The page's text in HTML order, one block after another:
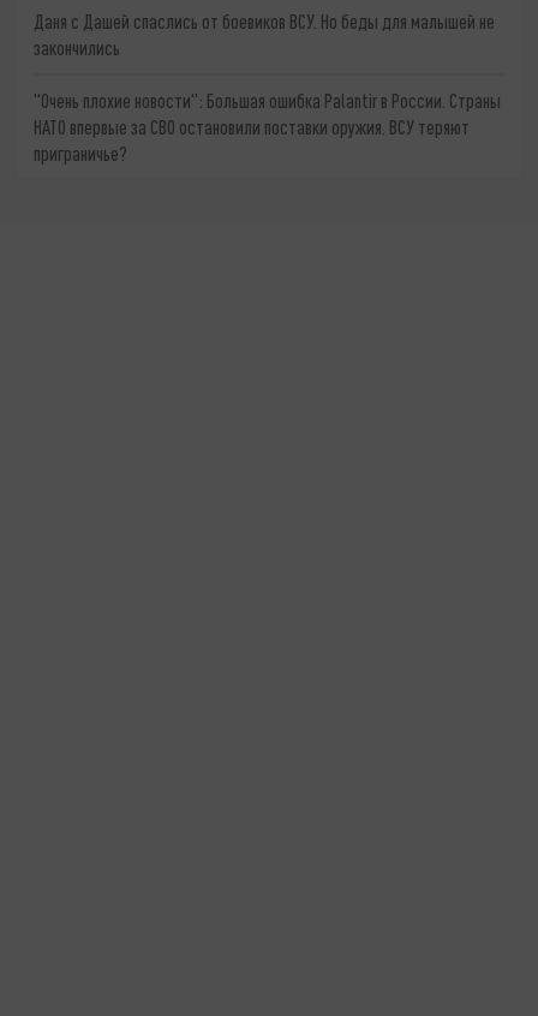
Даня с Дашей спаслись от боевиков ВСУ. Но беды для малышей не
закончились
"Очень плохие новости": Большая ошибка Palantir в России. Страны
НАТО впервые за СВО остановили поставки оружия. ВСУ теряют
приграничье?